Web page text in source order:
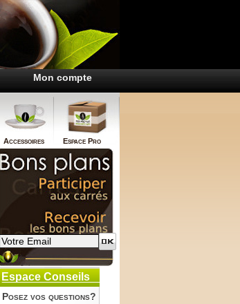
Mon compte
Accessoires Espace Pro
Espace Conseils
Posez vos questions?